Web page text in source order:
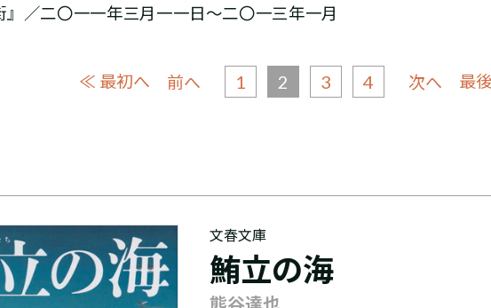
』／二〇一一年三月一一日～二〇一三年一月
≪ 最初へ 前へ 1 2 3 4 次へ 最
文春文庫
鮪立の海
熊谷達也